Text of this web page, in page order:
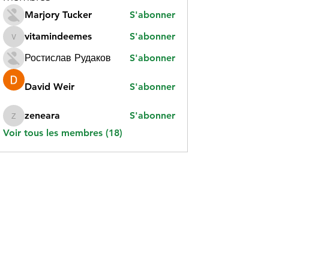
Marjory Tucker
S'abonner
vitamindeemes
vitamindeemes
S'abonner
Ростислав Рудаков
S'abonner
David Weir S'abonner
zeneara
zeneara
S'abonner
Voir tous les membres (18)